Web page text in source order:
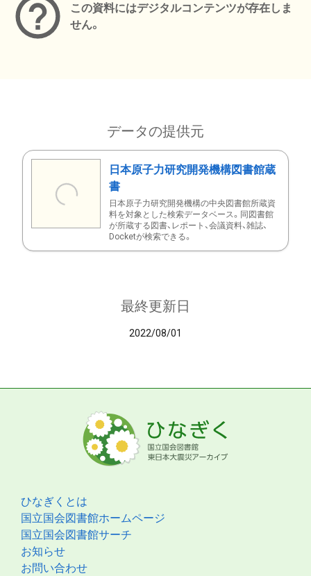
この資料にはデジタルコンテンツが存在しま
せん。
データの提供元
日本原子力研究開発機構図書館蔵
書
日本原子力研究開発機構の中央図書館所蔵資
料を対象とした検索データベース。同図書館
が所蔵する図書、レポート、会議資料、雑誌、
Docketが検索できる。
最終更新日
2022/08/01
ひなぎくとは
国立国会図書館ホームページ
国立国会図書館サーチ
お知らせ
お問い合わせ